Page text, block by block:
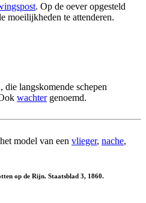
. Op de oever opgesteld
moeilijkheden te attenderen.
die langskomende schepen
wachtergenoemd.
model van een vlieger, nache,
op de Rijn. Staatsblad 3, 1860.